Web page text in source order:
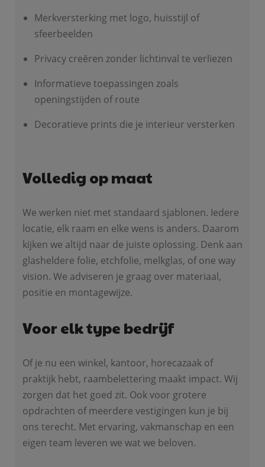
Merkversterking met logo, huisstijl of
sfeerbeelden
Privacy creëren zonder lichtinval te verliezen
Informatieve toepassingen zoals
openingstijden of route
Decoratieve prints die je interieur versterken
Volledig op maat
We werken niet met standaard sjablonen. Iedere
locatie, elk raam en elke wens is anders. Daarom
kijken we altijd naar de juiste oplossing. Denk aan
glasheldere folie, etchfolie, melkglas, of one way
vision. We adviseren je graag over materiaal,
positie en montagewijze.
Voor elk type bedrijf
Of je nu een winkel, kantoor, horecazaak of
praktijk hebt, raambelettering maakt impact. Wij
zorgen dat het goed zit. Ook voor grotere
opdrachten of meerdere vestigingen kun je bij
ons terecht. Met ervaring, vakmanschap en een
eigen team leveren we wat we beloven.